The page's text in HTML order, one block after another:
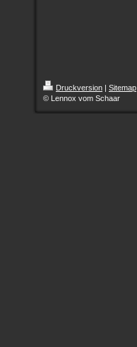
Druckversion | Sitemap
© Lennox vom Schaar